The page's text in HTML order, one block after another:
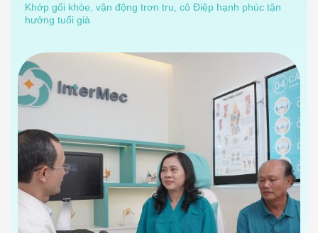
Khớp gối khỏe, vận động trơn tru, cô Điệp hạnh phúc tận
hưởng tuổi già